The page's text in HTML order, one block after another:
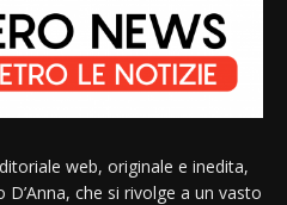
web, originale e inedita,
che si rivolge a un vasto